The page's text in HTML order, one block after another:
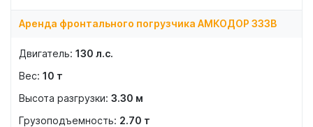
Аренда фронтального погрузчика АМКОДОР 333В
130 л.с.
10 т
3.30 м
2.70 т